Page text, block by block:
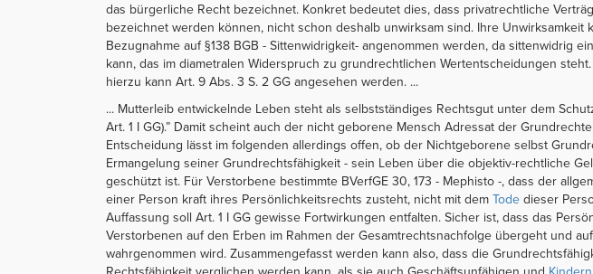
das bürgerliche Recht bezeichnet. Konkret bedeutet dies, dass privatrechtliche
bezeichnet werden können, nicht schon deshalb unwirksam sind. Ihre Unwirksamkeit
Bezugnahme auf §138 BGB - Sittenwidrigkeit- angenommen werden, da sittenwidrig
kann, das im diametralen Widerspruch zu grundrechtlichen Wertentscheidungen
hierzu kann Art. 9 Abs. 3 S. 2 GG angesehen werden. ...
... Mutterleib entwickelnde Leben steht als selbstständiges Rechtsgut unter dem
Art. 1 I GG).” Damit scheint auch der nicht geborene Mensch Adressat der
Entscheidung lässt im folgenden allerdings offen, ob der Nichtgeborene selbst
Ermangelung seiner Grundrechtsfähigkeit - sein Leben über die objektiv-rechtliche
geschützt ist. Für Verstorbene bestimmte BVerfGE 30, 173 - Mephisto -, dass der
einer Person kraft ihres Persönlichkeitsrechts zusteht, nicht mit dem Tode dieser
Auffassung soll Art. 1 I GG gewisse Fortwirkungen entfalten. Sicher ist, dass das
Verstorbenen auf den Erben im Rahmen der Gesamtrechtsnachfolge übergeht und
wahrgenommen wird. Zusammengefasst werden kann also, dass die